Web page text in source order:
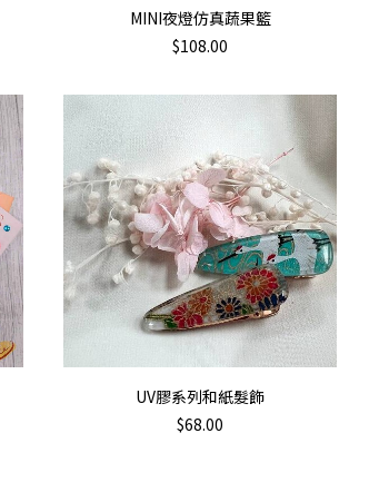
ADD TO CART
MINI夜燈仿真蔬果籃
$108.00
ADD TO CART
UV膠系列和紙髮飾
$68.00